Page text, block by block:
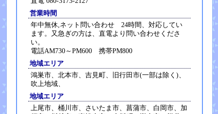
営業時間
年中無休,ネット問い合わせ 24時間、対応してい
ます。又急ぎの方は、直電より問い合わせくださ
い。
電話AM730～PM600 携帯PM800
地域エリア
鴻巣市、北本市、吉見町、旧行田市(一部は除く)、
吹上地域、
地域エリア
上尾市、桶川市、さいたま市、菖蒲市、白岡市、加